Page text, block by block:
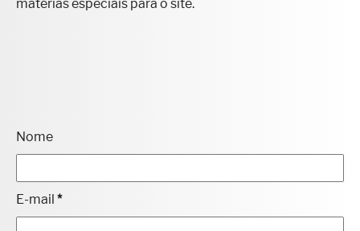
matérias especiais para o site.
Nome
E-mail *